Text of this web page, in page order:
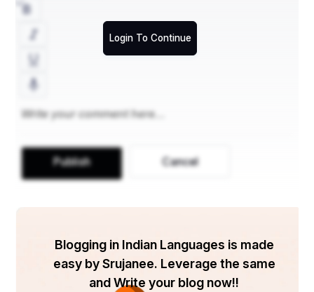
ସବୁଯୁଗରେ ଉତ୍ତମ ପଥ-ପ୍ରଦର୍ଶକ ଭୂମିକା ନିଭାଇବାରେ
ସକ୍ଷମ ହୋଇଥାନ୍ତି ।
ଭଗବାନ ଶ୍ରୀକୃଷ୍ଣ ଧୃତରାଷ୍ଟ୍ର, ଦୁର୍ଯ୍ୟୋଧନ ପ୍ରମୁଖଙ୍କୁ
ସତ୍‌ମାର୍ଗରେ ଗତିକରିବା ପାଇଁ ଅନେକ ବୁଝାଇଥିଲେ।
ପ୍ରଚେଷ୍ଟା କରିଥିଲେ ସେମାନଙ୍କୁ ସୁଧାରିବାକୁ, ବିନାଶରୁ
ରୋକିବାକୁ। ହେଲେ କୁରୁ ଚୂଡ଼ାମଣି, ଖଳମତି ଦୁର୍ଯ୍ୟୋଧନ
ପୁତ୍ରମୋହରେ ଅନ୍ଧ ହୋଇ ତା'ର ଯାବତୀୟ ଦୁଷ୍କର୍ମକୁ
ସ୍ଵୀକାର କରିନେଇଥିଲେ। ଫଳ କ'ଣ ହେଲା ତାହା ସମସ୍ତେ
ଜାଣନ୍ତି।
Login To Continue
Publish Cancel
Blogging in Indian Languages is made
easy by Srujanee. Leverage the same
and Write your blog now!!